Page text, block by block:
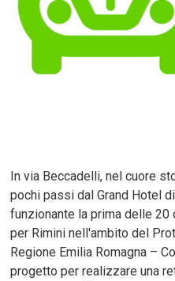
In via Beccadelli, nel cuore
pochi passi dal Grand Hotel
funzionante la prima delle
per Rimini nell'ambito del
Regione Emilia Romagna –
progetto per realizzare una